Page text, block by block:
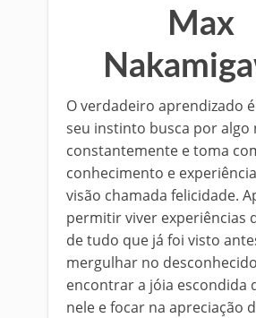
Max
O verdadeiro aprendizado
seu instinto busca por algo
constantemente e toma
conhecimento e
visão chamada felicidade.
permitir viver experiências
de tudo que já foi visto
mergulhar no
encontrar a jóia escondida
nele e focar na apreciação